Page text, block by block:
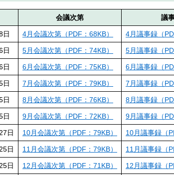
会議次第 議
日 4月会議次第（PDF：68KB） 4月議事録（
日 5月会議次第（PDF：74KB） 5月議事録（
日 6月会議次第（PDF：75KB） 6月議事録（
日 7月会議次第（PDF：79KB） 7月議事録（
日 8月会議次第（PDF：76KB） 8月議事録（
日 9月会議次第（PDF：72KB） 9月議事録（
日 10月会議次第（PDF：79KB） 10月議事録（
日 11月会議次第（PDF：79KB） 11月議事録（
日 12月会議次第（PDF：71KB） 12月議事録（